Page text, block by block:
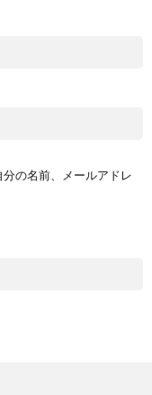
の名前、メールアドレ